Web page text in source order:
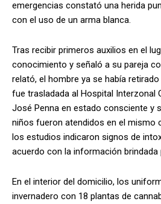
emergencias constató una herida
con el uso de un arma blanca.
Tras recibir primeros auxilios en el
conocimiento y señaló a su pareja
relató, el hombre ya se había
fue trasladada al Hospital Interzonal
José Penna en estado consciente y
niños fueron atendidos en el mismo
los estudios indicaron signos de
acuerdo con la información brindada
En el interior del domicilio, los
invernadero con 18 plantas de